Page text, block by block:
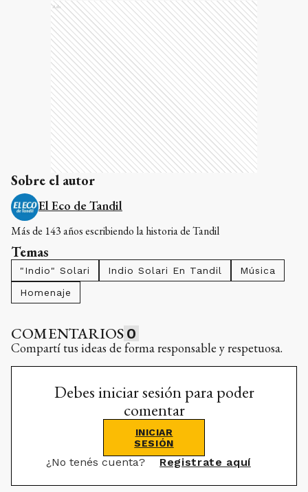
Ads
Sobre el autor
El Eco de Tandil
Más de 143 años escribiendo la historia de Tandil
Temas
"Indio" Solari Indio Solari En Tandil
Música
Homenaje
COMENTARIOS 0
Compartí tus ideas de forma responsable y respetuosa.
Debes iniciar sesión para poder
comentar
INICIAR
SESIÓN
¿No tenés cuenta? Registrate aquí